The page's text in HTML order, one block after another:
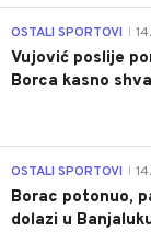
OSTALI SPORTOVI
Vujović poslije
Borca kasno
OSTALI SPORTOVI
Borac potonuo,
dolazi u